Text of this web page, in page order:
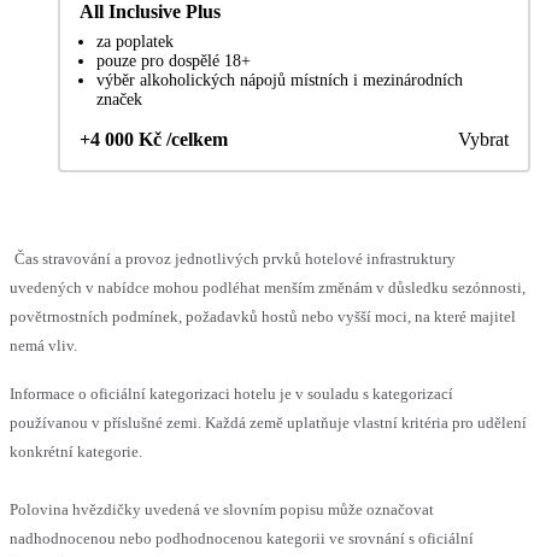
All Inclusive Plus
za poplatek
pouze pro dospělé 18+
výběr alkoholických nápojů místních i mezinárodních
značek
+4 000 Kč /celkem Vybrat
Čas stravování a provoz jednotlivých prvků hotelové infrastruktury
uvedených v nabídce mohou podléhat menším změnám v důsledku sezónnosti,
povětrnostních podmínek, požadavků hostů nebo vyšší moci, na které majitel
nemá vliv.
Informace o oficiální kategorizaci hotelu je v souladu s kategorizací
používanou v příslušné zemi. Každá země uplatňuje vlastní kritéria pro udělení
konkrétní kategorie.
Polovina hvězdičky uvedená ve slovním popisu může označovat
nadhodnocenou nebo podhodnocenou kategorii ve srovnání s oficiální